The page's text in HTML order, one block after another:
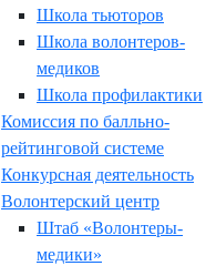
Школа тьюторов
Школа волонтеров-
медиков
Школа профилактики
Комиссия по балльно-
рейтинговой системе
Конкурсная деятельность
Волонтерский центр
Штаб «Волонтеры-
медики»